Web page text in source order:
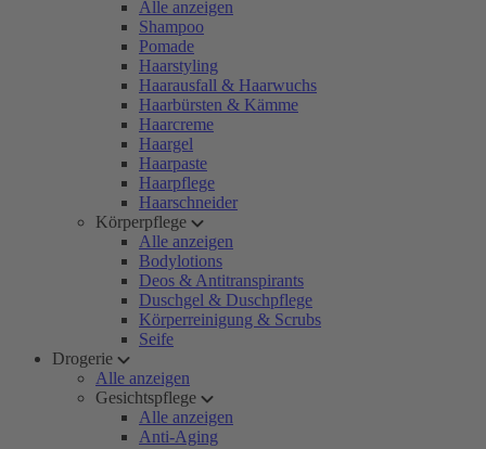
Alle anzeigen
Shampoo
Pomade
Haarstyling
Haarausfall & Haarwuchs
Haarbürsten & Kämme
Haarcreme
Haargel
Haarpaste
Haarpflege
Haarschneider
Körperpflege
Alle anzeigen
Bodylotions
Deos & Antitranspirants
Duschgel & Duschpflege
Körperreinigung & Scrubs
Seife
Drogerie
Alle anzeigen
Gesichtspflege
Alle anzeigen
Anti-Aging